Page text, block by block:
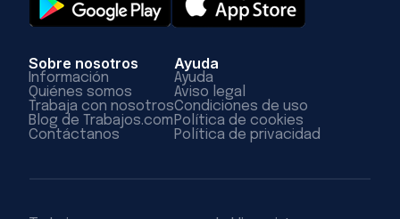
Sobre nosotros
Información
Quiénes somos
Trabaja con nosotros
Blog de Trabajos.com
Contáctanos
Ayuda
Ayuda
Aviso legal
Condiciones de uso
Política de cookies
Política de privacidad